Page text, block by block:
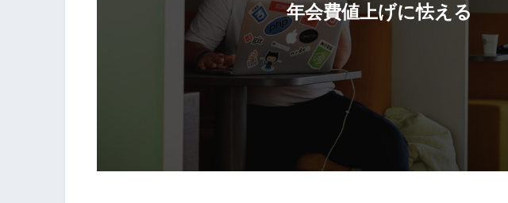
年会費値上げに怯える